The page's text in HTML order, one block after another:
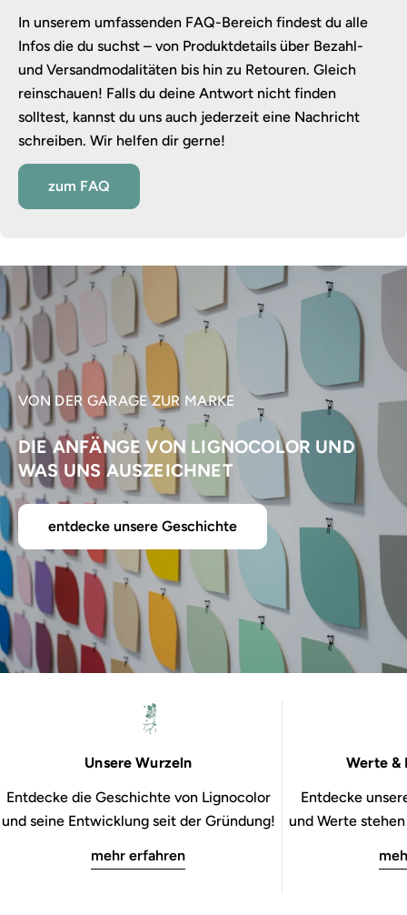
In unserem umfassenden FAQ-Bereich findest du alle
Infos die du suchst – von Produktdetails über Bezahl-
und Versandmodalitäten bis hin zu Retouren. Gleich
reinschauen! Falls du deine Antwort nicht finden
solltest, kannst du uns auch jederzeit eine Nachricht
schreiben. Wir helfen dir gerne!
zum FAQ
VON DER GARAGE ZUR MARKE
DIE ANFÄNGE VON LIGNOCOLOR UND
WAS UNS AUSZEICHNET
entdecke unsere Geschichte
Unsere Wurzeln
Entdecke die Geschichte von Lignocolor
und seine Entwicklung seit der Gründung!
mehr erfahren
Werte &
Entdecke
und Werte